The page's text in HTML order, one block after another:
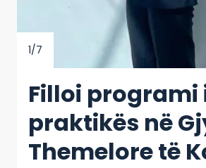
1/7
Filloi programi
praktikës në
Themelore të